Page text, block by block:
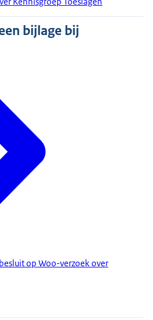
bijlage bij
op Woo-verzoek over